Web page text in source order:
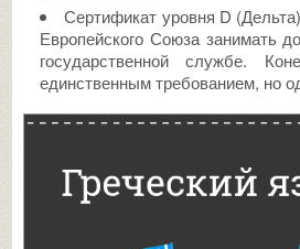
Сертификат уровня D
Европейского Союза занимать
государственной службе.
единственным требованием, но